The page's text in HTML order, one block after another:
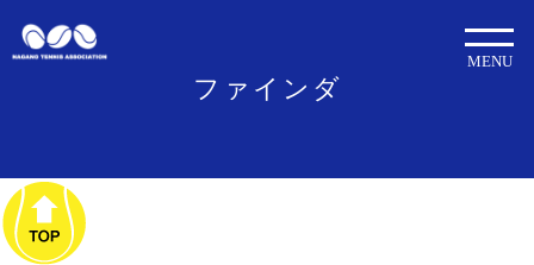
ファインダ
MENU